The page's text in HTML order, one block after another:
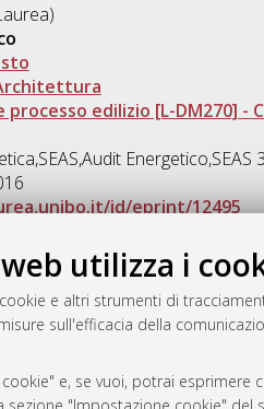
utilizza i
e altri strumenti di
sull'efficacia della
e, se vuoi, potrai
edilizio [L-DM270] -
Energetico,SEAS
id/eprint/12495
del documento: